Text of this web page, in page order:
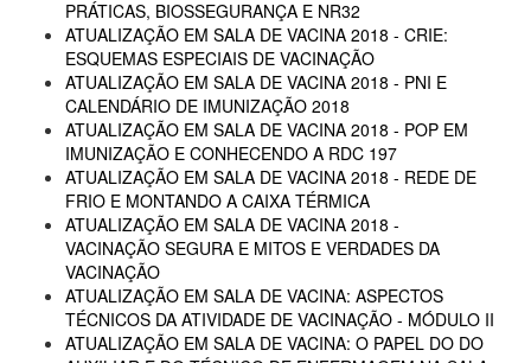
PRÁTICAS, BIOSSEGURANÇA E NR32
ATUALIZAÇÃO EM SALA DE VACINA 2018 - CRIE:
ESQUEMAS ESPECIAIS DE VACINAÇÃO
ATUALIZAÇÃO EM SALA DE VACINA 2018 - PNI E
CALENDÁRIO DE IMUNIZAÇÃO 2018
ATUALIZAÇÃO EM SALA DE VACINA 2018 - POP EM
IMUNIZAÇÃO E CONHECENDO A RDC 197
ATUALIZAÇÃO EM SALA DE VACINA 2018 - REDE DE
FRIO E MONTANDO A CAIXA TÉRMICA
ATUALIZAÇÃO EM SALA DE VACINA 2018 -
VACINAÇÃO SEGURA E MITOS E VERDADES DA
VACINAÇÃO
ATUALIZAÇÃO EM SALA DE VACINA: ASPECTOS
TÉCNICOS DA ATIVIDADE DE VACINAÇÃO - MÓDULO II
ATUALIZAÇÃO EM SALA DE VACINA: O PAPEL DO DO